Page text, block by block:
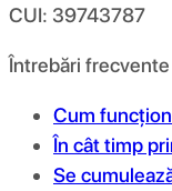
CUI: 39743787
Întrebări frecvente
Cum
În cât timp
Se